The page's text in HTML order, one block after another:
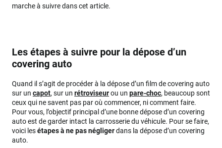
marche à suivre dans cet article.
Les étapes à suivre pour la dépose d’un
covering auto
Quand il s’agit de procéder à la dépose d’un film de covering auto
sur un capot, sur un rétroviseurou un pare-choc, beaucoup sont
ceux qui ne savent pas par où commencer, ni comment faire.
Pour vous, l’objectif principal d’une bonne dépose d’un covering
auto est de garder intact la carrosserie du véhicule. Pour se faire,
voici lesétapes à ne pas négligerdans la dépose d’un covering
auto.